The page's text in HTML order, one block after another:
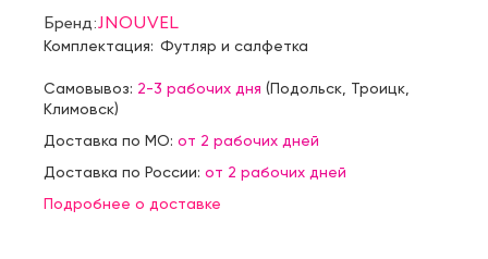
Бренд:JNOUVEL
Комплектация: Футляр и салфетка
Самовывоз: 2-3 рабочих дня (Подольск Троицк
Климовск)
Доставка по МО: от 2 рабочих дней
Доставка по России: от 2 рабочих дней
Подробнее о доставке